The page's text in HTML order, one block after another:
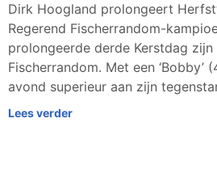
Dirk Hoogland prolongeert
Regerend Fischerrandom-
prolongeerde derde Kerstdag
Fischerrandom. Met een ‘Bobby’
avond superieur aan zijn
Lees verder